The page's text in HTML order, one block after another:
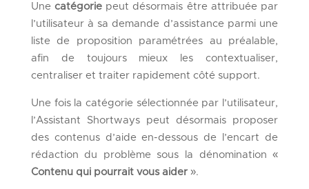
Unecatégorie peut désormais être attribuée par
l’utilisateur à sa demande d’assistance parmi une
liste de proposition paramétrées au préalable,
afin de toujours mieux les contextualiser,
centraliser et traiter rapidement côté support.
Une fois la catégorie sélectionnée par l’utilisateur,
l’Assistant Shortways peut désormais proposer
des contenus d’aide en-dessous de l’encart de
rédaction du problème sous la dénomination «
Contenu qui pourrait vous aider ».